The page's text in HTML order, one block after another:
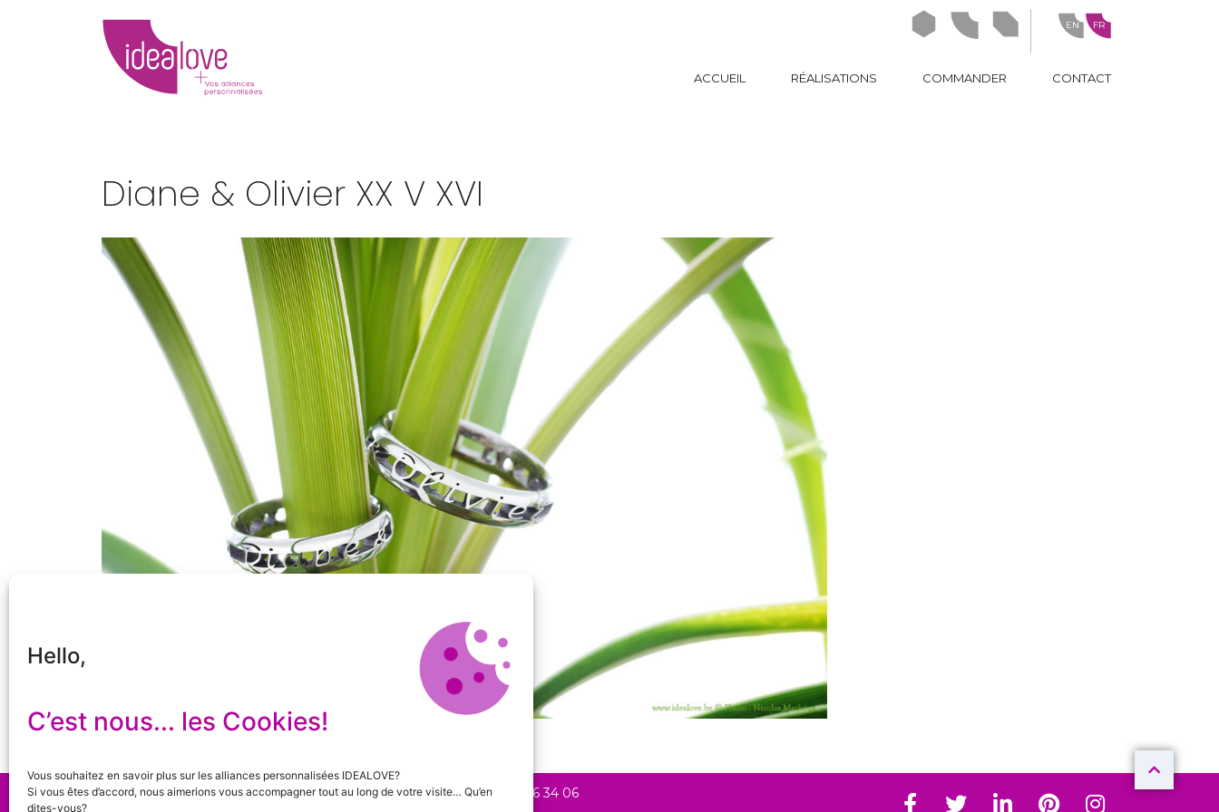
Hello,
C’est nous... les Cookies!
Vous souhaitez en savoir plus sur les alliances personnalisées IDEALOVE?
Si vous êtes d’accord, nous aimerions vous accompagner tout au long de votre visite… Qu’en
dites-vous?
FR
EN
ACCUEIL RÉALISATIONS COMMANDER CONTACT
Diane & Olivier XX V XVI
©2023 Idealove+ Rue de la Liberté 21 + 4020 Liège ++32 478 56 34 06